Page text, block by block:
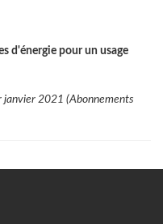
d'énergie pour un usage
janvier 2021 (Abonnements